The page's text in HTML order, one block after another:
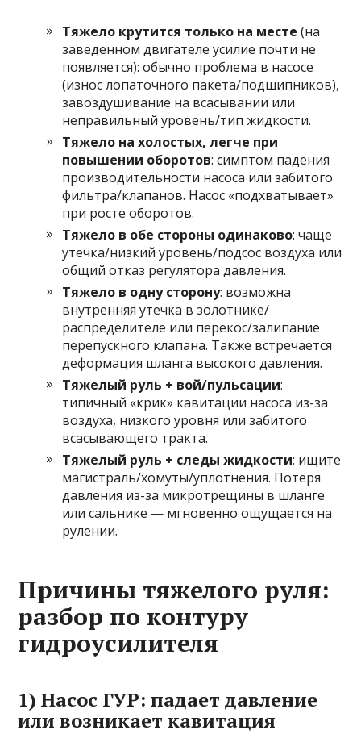
Тяжело крутится только на месте (на
заведенном двигателе усилие почти не
появляется): обычно проблема в насосе
(износ лопаточного пакета/подшипников),
завоздушивание на всасывании или
неправильный уровень/тип жидкости.
Тяжело на холостых, легче при
повышении оборотов: симптом падения
производительности насоса или забитого
фильтра/клапанов. Насос «подхватывает»
при росте оборотов.
Тяжело в обе стороны одинаково: чаще
утечка/низкий уровень/подсос воздуха или
общий отказ регулятора давления.
Тяжело в одну сторону: возможна
внутренняя утечка в золотнике/
распределителе или перекос/залипание
перепускного клапана. Также встречается
деформация шланга высокого давления.
Тяжелый руль + вой/пульсации:
типичный «крик» кавитации насоса из-за
воздуха, низкого уровня или забитого
всасывающего тракта.
Тяжелый руль + следы жидкости: ищите
магистраль/хомуты/уплотнения. Потеря
давления из-за микротрещины в шланге
или сальнике — мгновенно ощущается на
рулении.
Причины тяжелого руля:
разбор по контуру
гидроусилителя
1) Насос ГУР: падает давление
или возникает кавитация